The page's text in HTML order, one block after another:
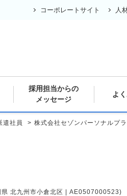
コーポレートサイト 人
採用担当からの
メッセージ
よ
遣社員 株式会社セゾンパーソナルプ
県 北九州市小倉北区 | AE0507000523)